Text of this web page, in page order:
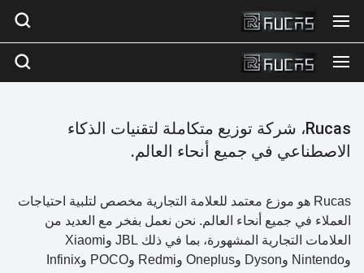
Rucas، شركة توزيع متكاملة لتقنيات الذكاء
الاصطناعي في جميع أنحاء العالم.
Rucas هو موزع معتمد للعلامة التجارية مخصص لتلبية احتياجات
العملاء في جميع أنحاء العالم. نحن نعمل بفخر مع العديد من
العلامات التجارية المشهورة، بما في ذلك JBL وXiaomi
وNintendo وDyson وOneplus وRedmi وPOCO وInfinix